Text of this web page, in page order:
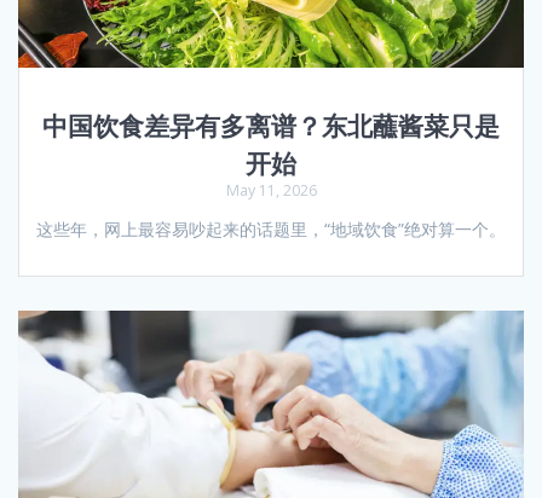
中国饮食差异有多离谱？东北蘸酱菜只是
开始
May 11, 2026
这些年，网上最容易吵起来的话题里，“地域饮食”绝对算一个。